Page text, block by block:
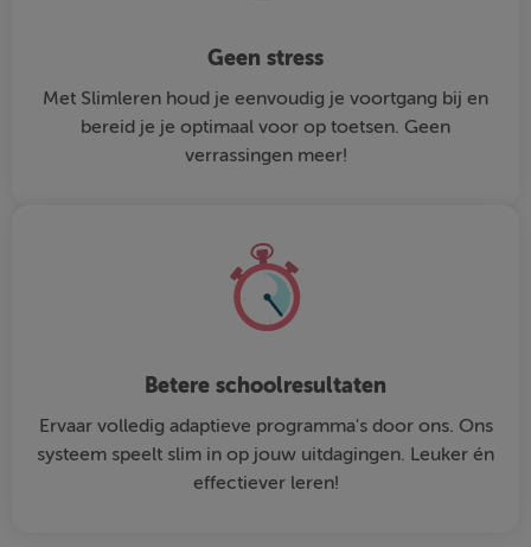
Geen stress
Met Slimleren houd je eenvoudig je voortgang bij en
bereid je je optimaal voor op toetsen. Geen
verrassingen meer!
Betere schoolresultaten
Ervaar volledig adaptieve programma's door ons. Ons
systeem speelt slim in op jouw uitdagingen. Leuker én
effectiever leren!